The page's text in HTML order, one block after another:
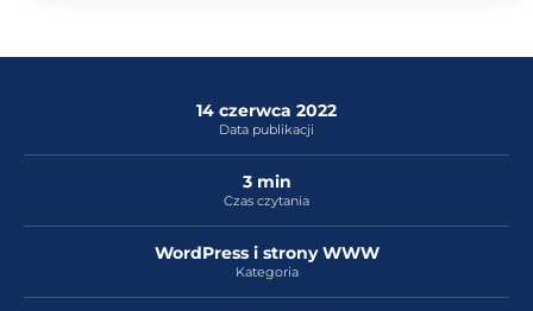
14 czerwca 2022
Data publikacji
3 min
Czas czytania
WordPress i strony WWW
Kategoria